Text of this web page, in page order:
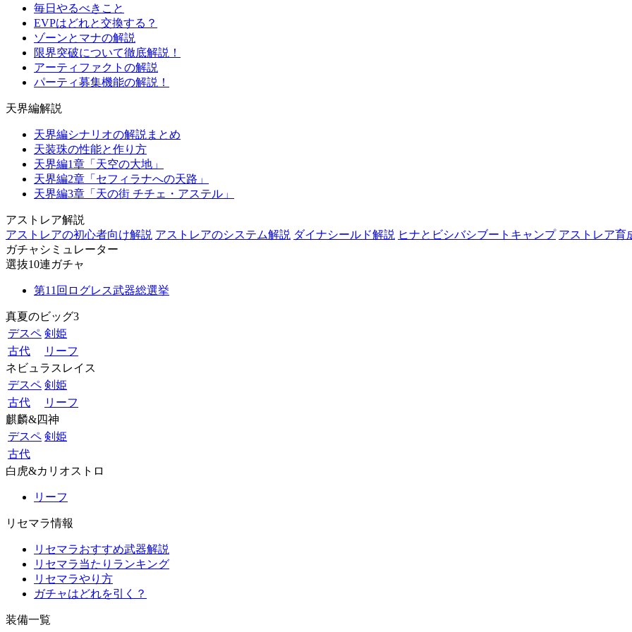
毎日やるべきこと
EVPはどれと交換する？
ゾーンとマナの解説
限界突破について徹底解説！
アーティファクトの解説
パーティ募集機能の解説！
天界編解説
天界編シナリオの解説まとめ
天装珠の性能と作り方
天界編1章「天空の大地」
天界編2章「セフィラナへの天路」
天界編3章「天の街 チチェ・アステル」
アストレア解説
アストレアの初心者向け解説 アストレアのシステム解説 ダイナシールド解説 ヒナとビシバシブートキャンプ アストレア育
ガチャシミュレーター
選抜10連ガチャ
第11回ログレス武器総選挙
真夏のビッグ3
デスペ 剣姫
古代
リーフ
ネビュラスレイス
デスペ 剣姫
古代
リーフ
麒麟&四神
デスペ 剣姫
古代
白虎&カリオストロ
リーフ
リセマラ情報
リセマラおすすめ武器解説
リセマラ当たりランキング
リセマラやり方
ガチャはどれを引く？
装備一覧